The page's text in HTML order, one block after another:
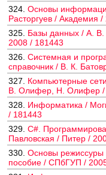
324. Основы
Расторгуев / Академия
325. Базы данных / А. В.
2008 / 181443
326. Системная и
справочник / В. К.
327. Компьютерные
В. Олифер, Н. Олифер /
328. Информатика /
/ 181443
329. C#.
Павловская / Питер /
330. Основы режиссуры
пособие / СПбГУП /